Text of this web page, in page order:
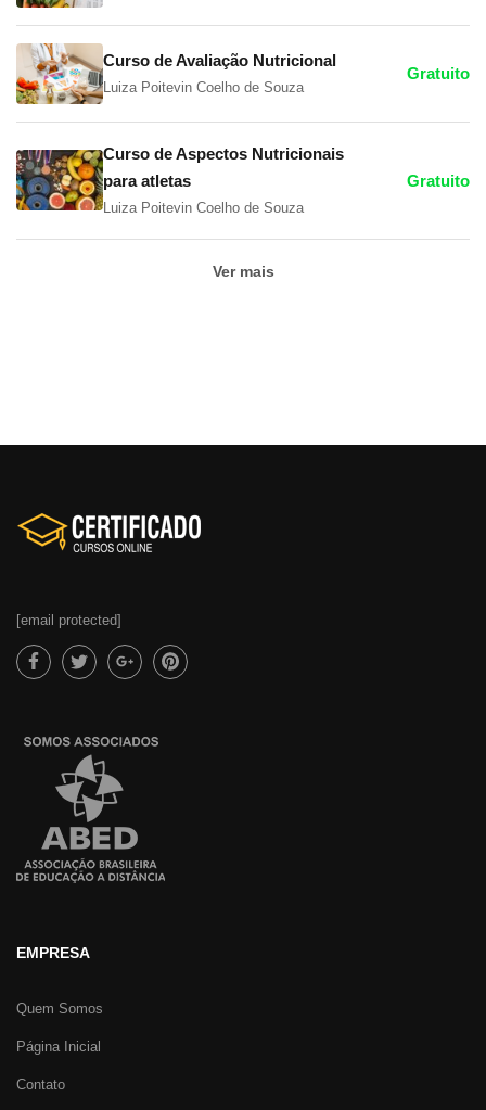
Curso de Avaliação Nutricional
Luiza Poitevin Coelho de Souza
Gratuito
Curso de Aspectos Nutricionais
para atletas
Luiza Poitevin Coelho de Souza
Gratuito
Ver mais
[email protected]
EMPRESA
Quem Somos
Página Inicial
Contato